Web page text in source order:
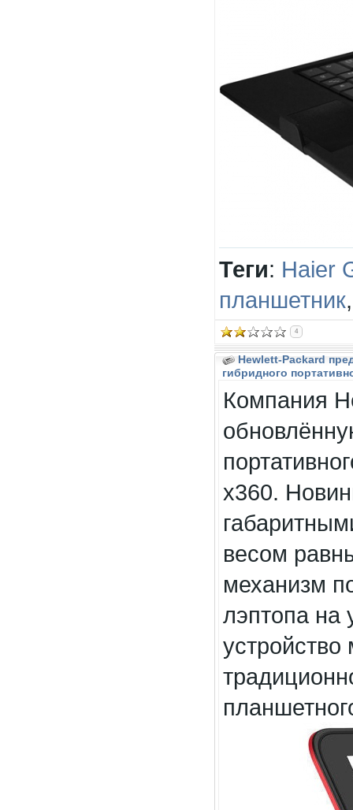
Теги: Haier
планшетник
4
Hewlett-Packard
гибридного
Компания
x360.
весом
механизм
лэптопа на